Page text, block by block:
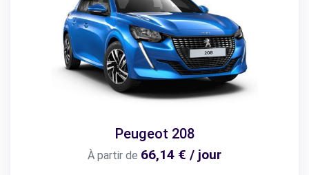
Peugeot 208
À partir de 66,14 € / jour